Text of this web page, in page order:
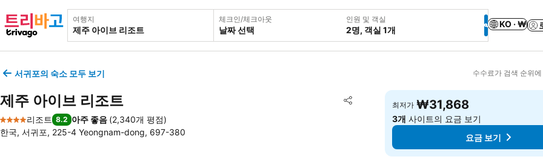
여행지 체크인/체크아웃
날짜 선택
인원 및 객실
2명, 객실 1개
KO · ₩
서귀포의 숙소 모두 보기 수수료가 검색 순위
제주 아이브 리조트 공유
즐겨찾기에 추가
4 성급
리조트 8.2 아주 좋음 (2,340개 평점)
한국, 서귀포, 225-4 Yeongnam-dong, 697-380
최저가 ₩31,868
3개 사이트의 요금 보기
요금 보기